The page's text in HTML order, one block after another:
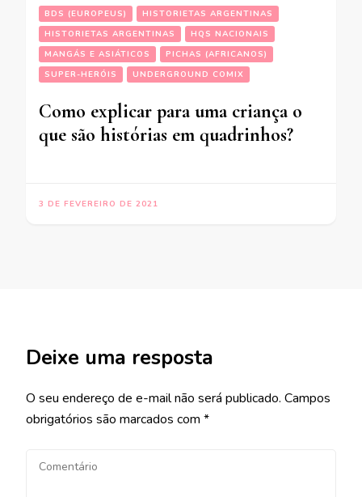
BDS (EUROPEUS)
HISTORIETAS ARGENTINAS
HISTORIETAS ARGENTINAS
HQS NACIONAIS
MANGÁS E ASIÁTICOS
PICHAS (AFRICANOS)
SUPER-HERÓIS
UNDERGROUND COMIX
Como explicar para uma criança o
que são histórias em quadrinhos?
3 DE FEVEREIRO DE 2021
Deixe uma resposta
O seu endereço de e-mail não será publicado. Campos
obrigatórios são marcados com *